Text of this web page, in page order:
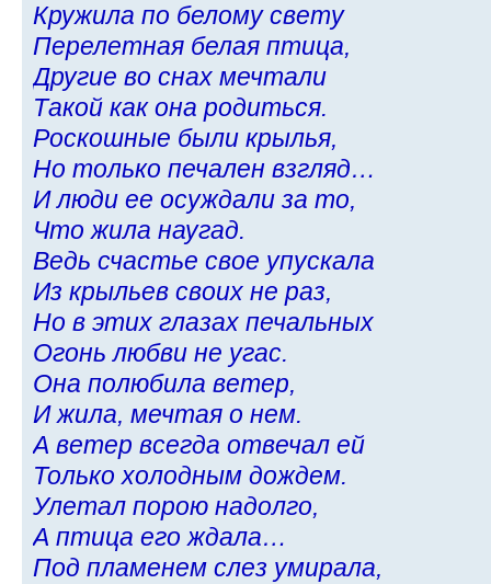
Кружила по белому свету
Перелетная белая птица,
Другие во снах мечтали
Такой как она родиться.
Роскошные были крылья,
Но только печален взгляд…
И люди ее осуждали за то,
Что жила наугад.
Ведь счастье свое упускала
Из крыльев своих не раз,
Но в этих глазах печальных
Огонь любви не угас.
Она полюбила ветер,
И жила, мечтая о нем.
А ветер всегда отвечал ей
Только холодным дождем.
Улетал порою надолго,
А птица его ждала…
Под пламенем слез умирала,